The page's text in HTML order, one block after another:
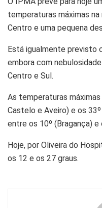
temperaturas máximas
Centro e uma pequena
Está igualmente previsto
embora com
Centro e Sul.
As temperaturas
Castelo e Aveiro) e os
entre os 10º (Bragança) e
Hoje, por Oliveira do
os 12 e os 27 graus.